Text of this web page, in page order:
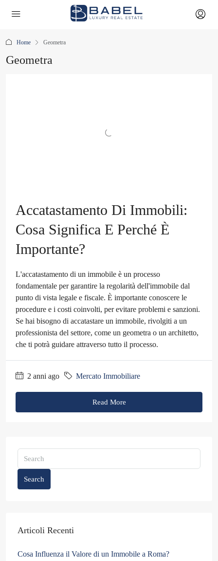
Home Geometra
Geometra
Accatastamento Di Immobili:
Cosa Significa E Perché È
Importante?
L'accatastamento di un immobile è un processo
fondamentale per garantire la regolarità dell'immobile dal
punto di vista legale e fiscale. È importante conoscere le
procedure e i costi coinvolti, per evitare problemi e sanzioni.
Se hai bisogno di accatastare un immobile, rivolgiti a un
professionista del settore, come un geometra o un architetto,
che ti potrà guidare attraverso tutto il processo.
2 anni ago Mercato Immobiliare
Read More
Search
Articoli Recenti
Cosa Influenza il Valore di un Immobile a Roma?